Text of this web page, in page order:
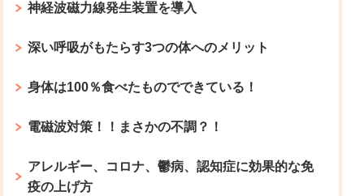
神経波磁力線発生装置を導入
深い呼吸がもたらす3つの体へのメリット
身体は100％食べたものでできている！
電磁波対策！！まさかの不調？！
アレルギー、コロナ、鬱病、認知症に効果的な免
疫の上げ方